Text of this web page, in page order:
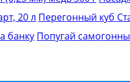
Перегонный куб
Попугай